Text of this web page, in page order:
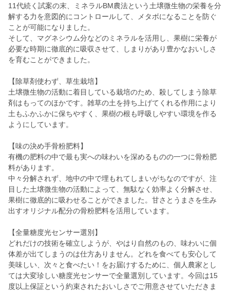
11代続く試案の末、ミネラルBM農法という土壌微生物の栄養を分
解する力を意図的にコントロールして、メタボになることを防ぐ
ことが可能になりました。
そして、マグネシウム分などのミネラルを活用し、果樹に栄養が
必要な時期に徹底的に吸収させて、しまりがあり豊かなおいしさ
を育むことができました。
【除草剤使わず、草生栽培】
土壌微生物の活動に着目している栽培のため、殺してしまう除草
剤はもってのほかです。雑草の土を持ち上げてくれる作用により
土もふかふかに保ちやすく、果樹の根も呼吸しやすい環境を作る
ようにしています。
【味の決め手骨粉肥料】
有機の肥料の中で最も実への味わいを深めるものの一つに骨粉肥
料があります。
中々分解されず、地中の中で埋もれてしまいがちなのですが、注
目した土壌微生物の活動によって、無駄なく効率よく分解させ、
果樹に徹底的に吸わせることができました。甘さとうまさを生み
出すオリジナル配分の骨粉肥料を活用しています。
【全量糖度光センサー選別】
どれだけの技術を確立しようが、やはり自然のもの、味わいに個
体差が出てしまうのは仕方ありません。どれを食べても安心して
美味しい、次々と食べたい！をお届けするために、個人農家とし
ては大変珍しい糖度光センサーで全量選別しています。今回は15
度以上保証という約束されたおいしさでご用意させていただきま